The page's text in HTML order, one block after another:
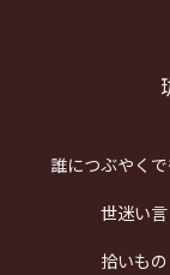
誰につぶやくで
世迷い言
拾いもの